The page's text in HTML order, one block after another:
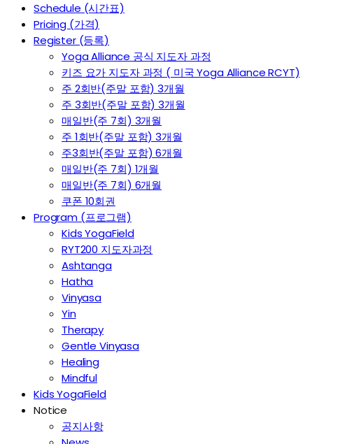
Schedule (시간표)
Pricing (가격)
Register (등록)
Yoga Alliance 공식 지도자 과정
키즈 요가 지도자 과정 ( 미국 Yoga Alliance RCYT)
주 2회반(주말 포함) 3개월
주 3회반(주말 포함) 3개월
매일반(주 7회) 3개월
주 1회반(주말 포함) 3개월
주3회반(주말 포함) 6개월
매일반(주 7회) 1개월
매일반(주 7회) 6개월
쿠폰 10회권
Program (프로그램)
Kids YogaField
RYT200 지도자과정
Ashtanga
Hatha
Vinyasa
Yin
Therapy
Gentle Vinyasa
Healing
Mindful
Kids YogaField
Notice
공지사항